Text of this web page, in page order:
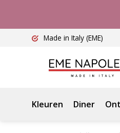
Made in Italy (EME)
Kleuren Diner